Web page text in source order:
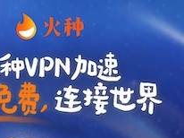
支持 [0] 反对[0]